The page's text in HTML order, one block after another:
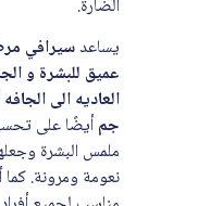
الضارة.
يساعدسيرافي مرطب
عميق للبشرة و الجسم
العاديه الى الجافه 454
أيضًا على تحسين
ملمس البشرة وجعلها أكثر
نعومة ومرونة. كما أنه